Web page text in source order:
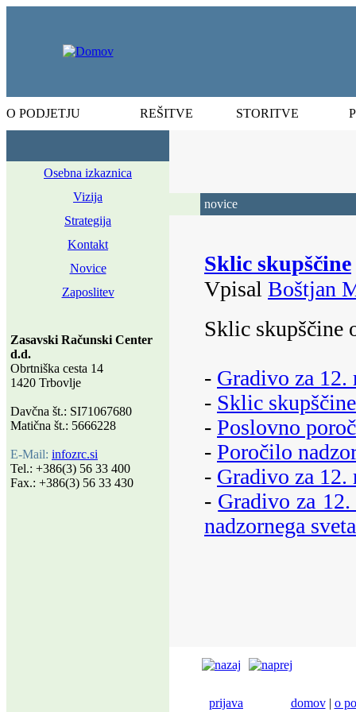
O PODJETJU REŠITVE STORITVE
Osebna izkaznica
Vizija
Strategija
Kontakt
Novice
Zaposlitev
Zasavski Računski Center
d.d.
Obrtniška cesta 14
1420 Trbovlje
Davčna št.: SI71067680
Matična št.: 5666228
E-Mail: infozrc.si
Tel.: +386(3) 56 33 400
Fax.: +386(3) 56 33 430
novice
Sklic skupščine
Vpisal Boštjan
Sklic skupščine
- Gradivo za 12.
- Sklic
- Poslovno
- Poročilo
- Gradivo za 12.
- Gradivo za
nadzornega sveta
prijava domov| o